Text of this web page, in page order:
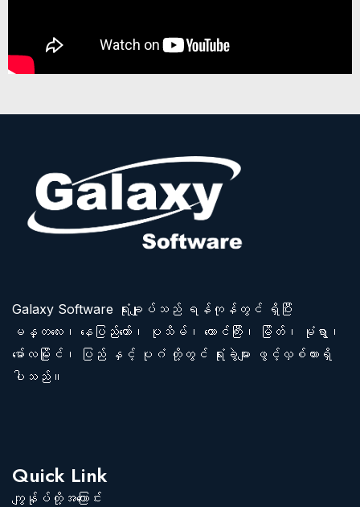
Galaxy Software ရုံးချုပ်သည် ရန်ကုန်တွင် ရှိပြီး
မန္တလေး၊ နေပြည်တော်၊ ပုသိမ်၊ တောင်ကြီး၊ မြိတ်၊ မုံရွာ၊
မော်လမြိုင်၊ ပြည် နှင့် ပုဂံ တို့တွင် ရုံးခွဲများ ဖွင့်လှစ်ထားရှိ
ပါသည်။
Quick Link
ကျွန်ုပ်တို့အကြောင်း